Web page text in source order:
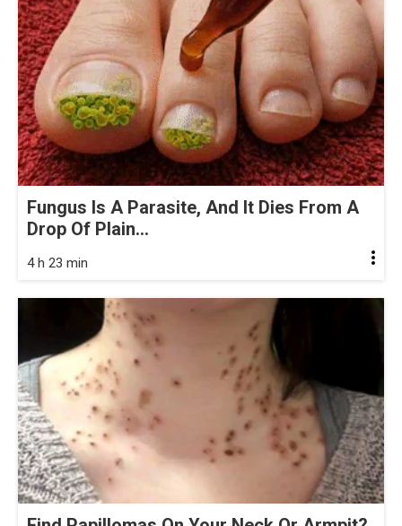
Fungus Is A Parasite, And It Dies From A
Drop Of Plain...
4 h 23 min